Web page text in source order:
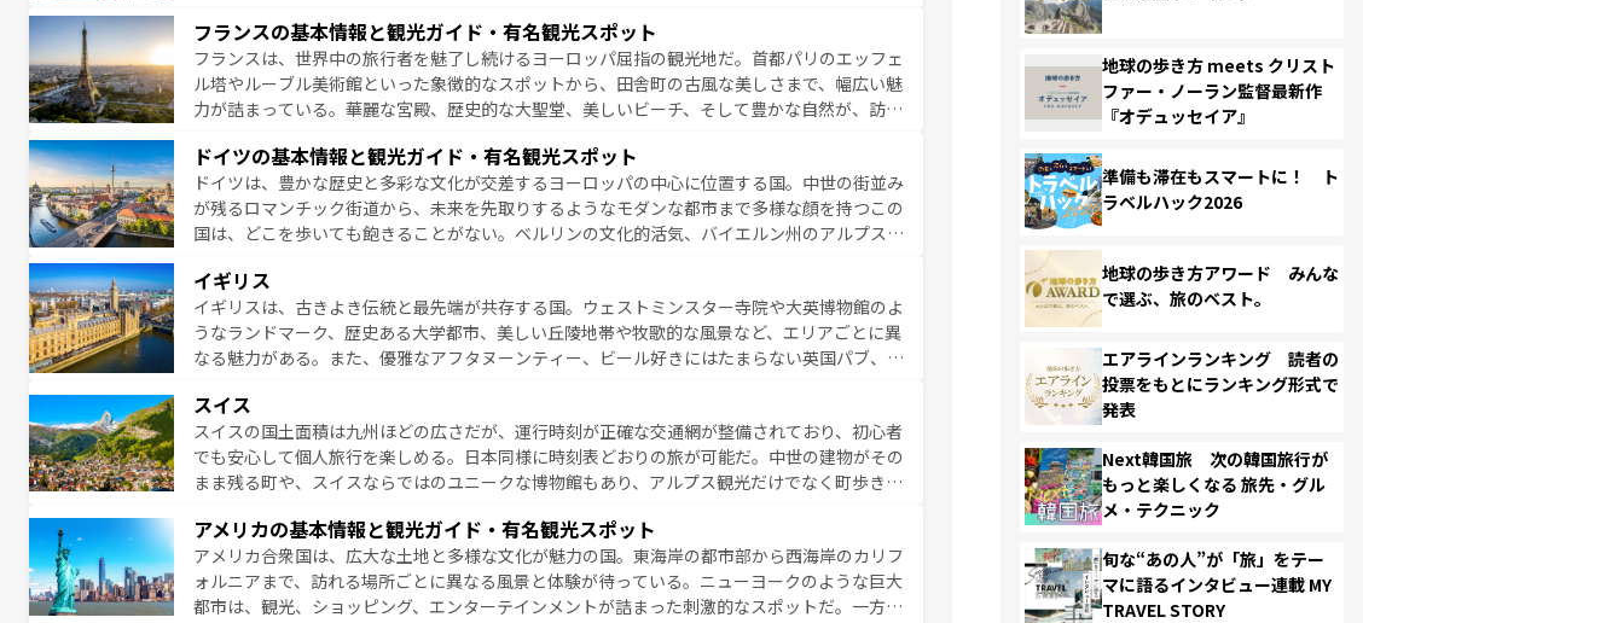
ら、地方では古代ローマ遺跡や中世の城塞都市、穏やかなビーチリゾートまで多彩な表情を見
せる。地方によって風土や気候が異なるスペインはその個性で訪れる人を魅了する。 なお、
新着のスペイン情報はコンテンツ一覧を参照してほしい。
フランスの基本情報と観光ガイド・有名観光スポット
フランスは、世界中の旅行者を魅了し続けるヨーロッパ屈指の観光地だ。首都パリのエッフェ
ル塔やルーブル美術館といった象徴的なスポットから、田舎町の古風な美しさまで、幅広い魅
力が詰まっている。華麗な宮殿、歴史的な大聖堂、美しいビーチ、そして豊かな自然が、訪れ
無形文化遺産にも登録されている。シャンパンの発祥地であるランス、プロヴァンスの香り高
いラベンダー畑など、多彩な楽しみ方が可能だ。さらに、パリ以外の地域にも魅力が溢れてお
り、どの街角にも豊かな歴史と文化が息づいている。パリ以外の個性あふれる地方に足を運ぶ
とそれぞれで全く異なる文化を体験できるだろう。 なお、新着のフランス情報はコンテンツ
ドイツの基本情報と観光ガイド・有名観光スポット
ドイツは、豊かな歴史と多彩な文化が交差するヨーロッパの中心に位置する国。中世の街並み
が残るロマンチック街道から、未来を先取りするようなモダンな都市まで多様な顔を持つこの
国は、どこを歩いても飽きることがない。ベルリンの文化的活気、バイエルン州のアルプスの
ら地元の人と過ごす楽しい時間は、お酒好きな人にはぜひ体験してほしい。 なお、新着のド
イツ情報はコンテンツ一覧を参照してほしい。
イギリス
イギリスは、古きよき伝統と最先端が共存する国。ウェストミンスター寺院や大英博物館のよ
うなランドマーク、歴史ある大学都市、美しい丘陵地帯や牧歌的な風景など、エリアごとに異
なる魅力がある。また、優雅なアフタヌーンティー、ビール好きにはたまらない英国パブ、サ
お、新着のイギリス情報は
スイス
スイスの国土面積は九州ほどの広さだが、運行時刻が正確な交通網が整備されており、初心者
でも安心して個人旅行を楽しめる。日本同様に時刻表どおりの旅が可能だ。中世の建物がその
まま残る町や、スイスならではのユニークな博物館もあり、アルプス観光だけでなく町歩きも
ービスもあり、うまく活用すれば市内交通費無料で観光を楽しむこともできる。 なお、新着
のスイス情報はコンテンツ一覧 を参照してほしい。
アメリカの基本情報と観光ガイド・有名観光スポット
アメリカ合衆国は、広大な土地と多様な文化が魅力の国。東海岸の都市部から西海岸のカリフ
ォルニアまで、訪れる場所ごとに異なる風景と体験が待っている。ニューヨークのような巨大
都市は、観光、ショッピング、エンターテインメントが詰まった刺激的なスポットだ。一方、
地球の歩き方 meets クリスト
ファー・ノーラン監督最新作
『オデュッセイア』
準備も滞在もスマートに！ ト
ラベルハック2026
地球の歩き方アワード みんな
で選ぶ、旅のベスト。
エアラインランキング 読者の
投票をもとにランキング形式で
発表
Next韓国旅 次の韓国旅行が
もっと楽しくなる 旅先・グル
メ・テクニック
旬な“あの人”が「旅」をテー
マに語るインタビュー連載 MY
TRAVEL STORY